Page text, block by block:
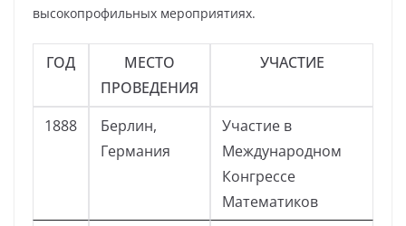
высокопрофильных мероприятиях.
ГОД
МЕСТО
ПРОВЕДЕНИЯ
УЧАСТИЕ
1888
Берлин,
Германия
Участие в
Международном
Конгрессе
Математиков